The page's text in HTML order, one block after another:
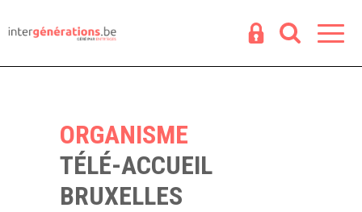
ORGANISME
TÉLÉ-ACCUEIL
BRUXELLES